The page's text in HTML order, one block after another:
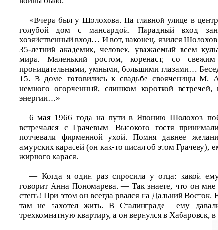
«Вчера был у Шолохова. На главной улице в
голубой дом с мансардой. Парадный вход
хозяйственный вход… И вот, наконец, явился Шолохов
35-летний академик, человек, уважаемый всем
мира. Маленький ростом, коренаст, со
проницательными, умными, большими глазами…
15. В доме готовились к свадьбе свояченицы М.
немного огорченный, слишком короткой
энергии…»
6 мая 1966 года на пути в Японию Шолохов
встречался с Грачевым. Высокого гостя
потчевали фирменной ухой. Помня давнее
амурских карасей (он как-то писал об этом Грачеву),
жирного карася.
— Когда я один раз спросила у отца: какой
говорит Анна Пономарева. — Так знаете, что он мне
степь! При этом он всегда рвался на Дальний Восток.
там не захотел жить. В Сталинграде ему
трехкомнатную квартиру, а он вернулся в Хабаровск, в